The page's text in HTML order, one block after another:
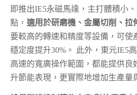
即推出IE5永磁馬達，主打體積小
點， 適用於研磨機、金屬切削、拉
要較高的轉速和精度等設備，可使
穩定度提升30%。 此外，東元IE5
高速的寬廣操作範圍，都能提供良
升節能表現，更實際地增加生產量